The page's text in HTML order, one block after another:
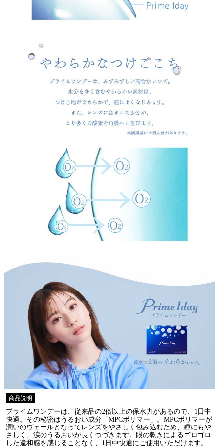
商品説明
プライムワンデーは、従来品の2倍以上の保水力があるので、1日中
快適。その秘密はうるおい成分「MPCポリマー」。MPCポリマーが
潤いのヴェールとなってレンズをやさしく包み込むため、瞳にもや
さしく、涙のうるおいが長くつづきます。眼の乾きによるゴロゴロ
した違和感を感じることなく、1日中快適にご使用いただけます。